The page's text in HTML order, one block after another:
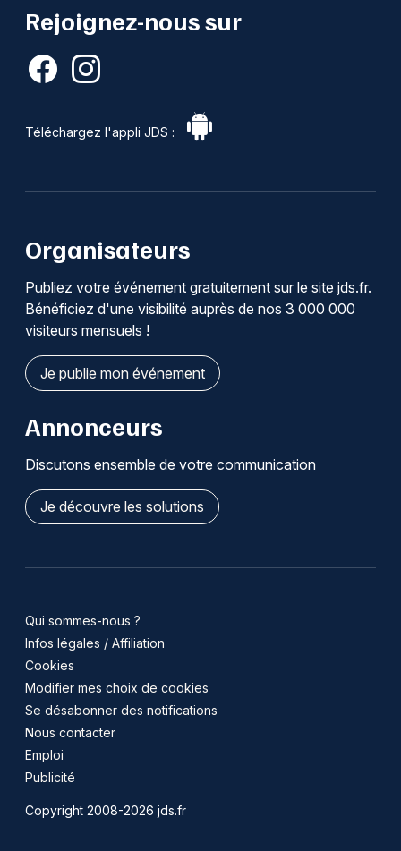
Rejoignez-nous sur
Téléchargez l'appli JDS :
Organisateurs
Publiez votre événement gratuitement sur le site jds.fr.
Bénéficiez d'une visibilité auprès de nos 3 000 000
visiteurs mensuels !
Je publie mon événement
Annonceurs
Discutons ensemble de votre communication
Je découvre les solutions
Qui sommes-nous ?
Infos légales / Affiliation
Cookies
Modifier mes choix de cookies
Se désabonner des notifications
Nous contacter
Emploi
Publicité
Copyright 2008-2026 jds.fr